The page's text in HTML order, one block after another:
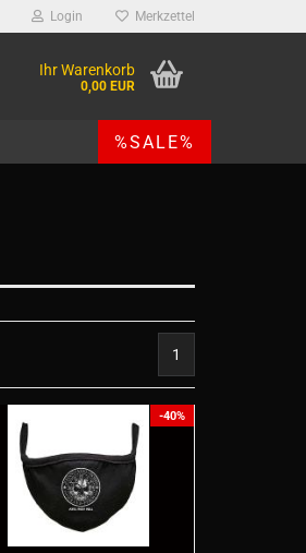
Login Merkzettel
Ihr Warenkorb
0,00 EUR
%SALE%
1
-40%